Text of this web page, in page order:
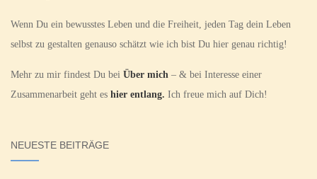
Wenn Du ein bewusstes Leben und die Freiheit, jeden Tag dein Leben
selbst zu gestalten genauso schätzt wie ich bist Du hier genau richtig!
Mehr zu mir findest Du bei Über mich – & bei Interesse einer
Zusammenarbeit geht es hier entlang. Ich freue mich auf Dich!
NEUESTE BEITRÄGE